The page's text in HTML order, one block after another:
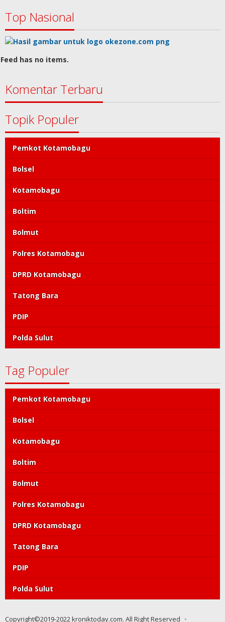
Top Nasional
Feed has no items.
Komentar Terbaru
Topik Populer
Pemkot Kotamobagu
Bolsel
Kotamobagu
Boltim
Bolmut
Polres Kotamobagu
DPRD Kotamobagu
Tatong Bara
PDIP
Polda Sulut
Tag Populer
Pemkot Kotamobagu
Bolsel
Kotamobagu
Boltim
Bolmut
Polres Kotamobagu
DPRD Kotamobagu
Tatong Bara
PDIP
Polda Sulut
Copyright©2019-2022 kroniktoday.com. All Right Reserved